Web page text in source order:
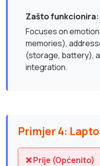
Zašto funkcionira:
Focuses on
memories),
(storage, battery),
integration.
Primjer 4:
❌ Prije (Općenito)